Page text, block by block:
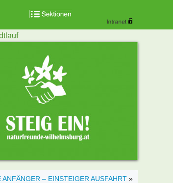
ANFÄNGER – EINSTEIGER AUSFAHRT »